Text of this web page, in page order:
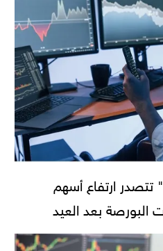
تتصدر ارتفاع أسهم
البورصة بعد العيد